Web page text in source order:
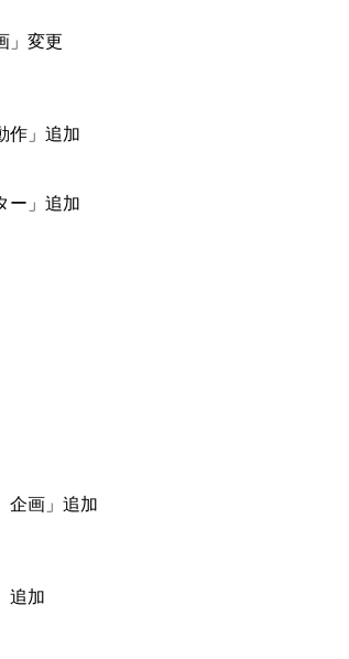
」変更
作」追加
ー」追加
企画」追加
追加